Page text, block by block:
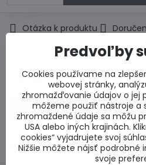
Otázka k produktu
JUTA Slovakia s.r.o
Darček k objednávke
Zľava 100 EUR na
25 % zľava na okná
82
Predvoľby
Cookies používame na
webovej stránky,
zhromažďovanie údajov o jej
môžeme použiť nástroje a
zhromaždené údaje sa môžu
USA alebo iných krajinách.
cookies“ vyjadrujete svoj
Nižšie môžete nájsť
svoje